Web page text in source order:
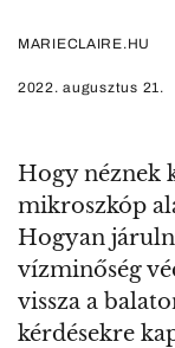
MARIECLAIRE.HU
2022. augusztus 21.
Hogy néznek
mikroszkóp
Hogyan
vízminőség
vissza a
kérdésekre